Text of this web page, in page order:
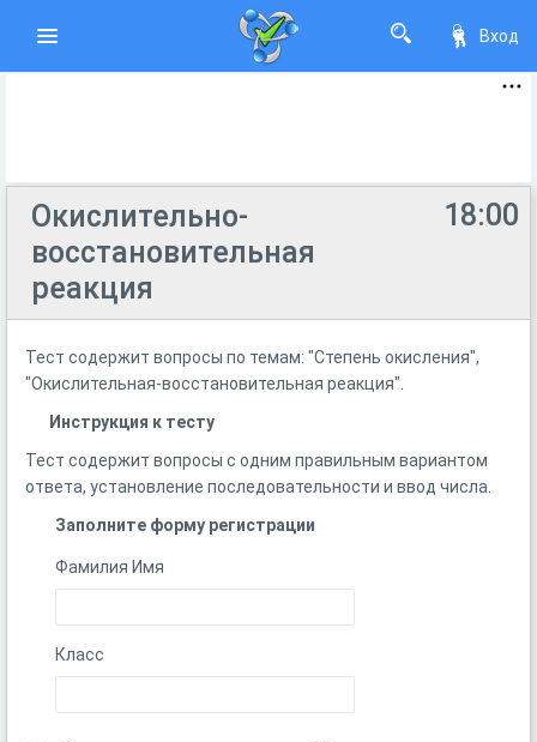
Вход
18:00
Окислительно-
восстановительная
реакция
Тест содержит вопросы по темам: "Степень окисления",
"Окислительная-восстановительная реакция".
Инструкция к тесту
Тест содержит вопросы с одним правильным вариантом
ответа, установление последовательности и ввод числа.
Заполните форму регистрации
Фамилия Имя
Класс